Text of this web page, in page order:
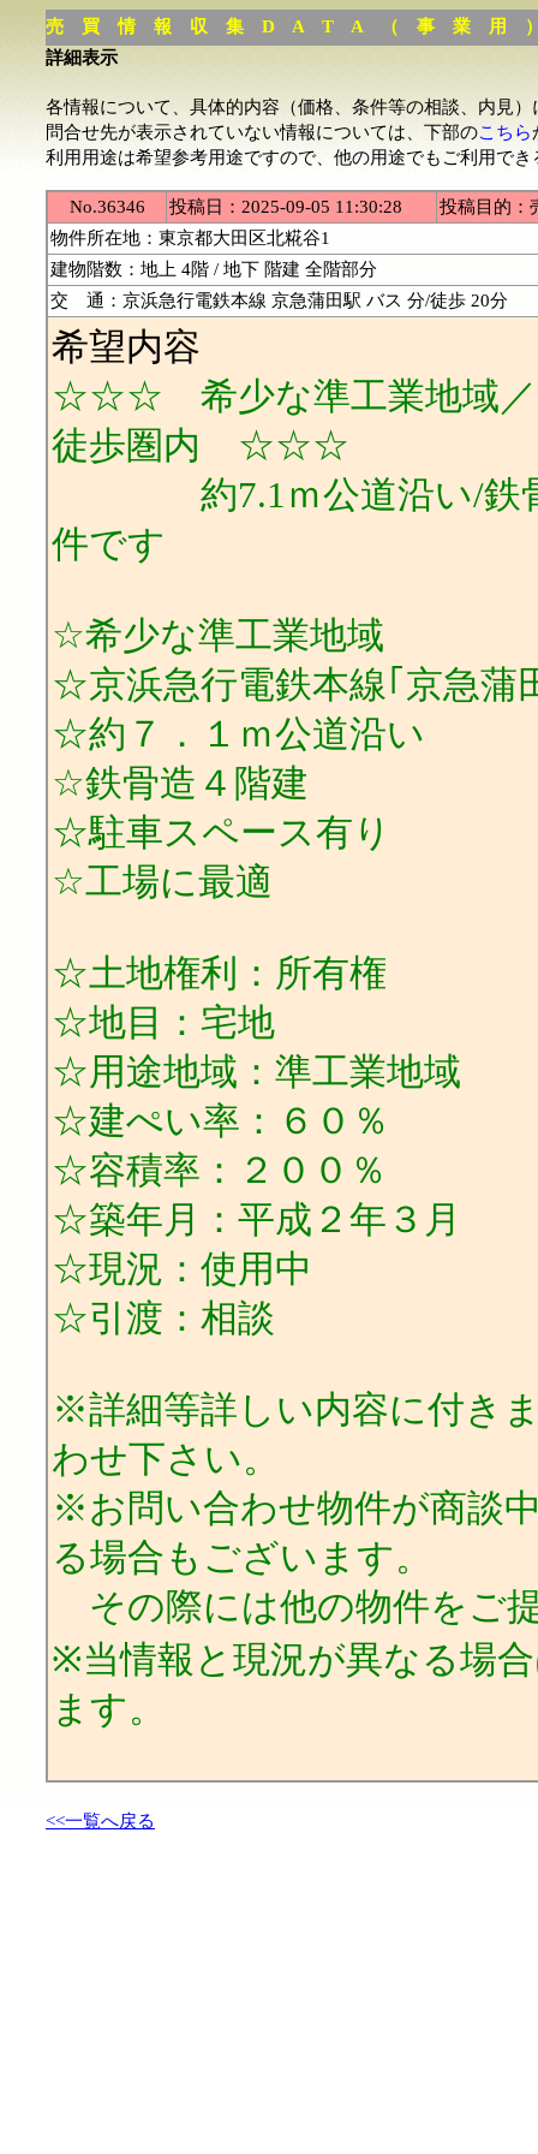
売 買 情 報 収 集 D A T A （ 事 業 用
詳細表示
各情報について、具体的内容（価格、条件等の相談、内見
問合せ先が表示されていない情報については、下部のこちら
利用用途は希望参考用途ですので、他の用途でもご利用で
No.36346 投稿日：2025-09-05 11:30:28
投稿目的：
物件所在地：東京都大田区北糀谷1
建物階数：地上 4階 / 地下 階建 全階部分
交 通：京浜急行電鉄本線 京急蒲田駅 バス 分/徒歩 20分
希望内容
☆☆☆ 希少な準工業地域／
徒歩圏内 ☆☆☆
約7.1ｍ公道沿い/鉄骨
件です
☆希少な準工業地域
☆京浜急行電鉄本線｢京急蒲
☆約７．１ｍ公道沿い
☆鉄骨造４階建
☆駐車スペース有り
☆工場に最適
☆土地権利：所有権
☆地目：宅地
☆用途地域：準工業地域
☆建ぺい率：６０％
☆容積率：２００％
☆築年月：平成２年３月
☆現況：使用中
☆引渡：相談
※詳細等詳しい内容に付き
わせ下さい。
※お問い合わせ物件が商談
る場合もございます。
その際には他の物件をご
※当情報と現況が異なる場
ます。
<<一覧へ戻る